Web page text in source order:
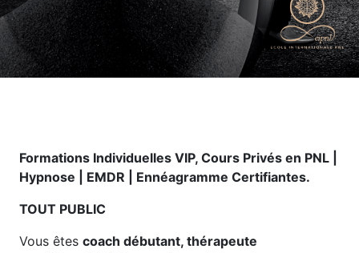
Formations Individuelles VIP, Cours Privés en PNL |
Hypnose | EMDR | Ennéagramme Certifiantes.
TOUT PUBLIC
Vous êtes coach débutant, thérapeute